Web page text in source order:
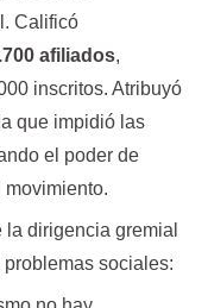
Calificó
afiliados,
inscritos. Atribuyó
que impidió las
el poder de
dirigencia gremial
sociales: